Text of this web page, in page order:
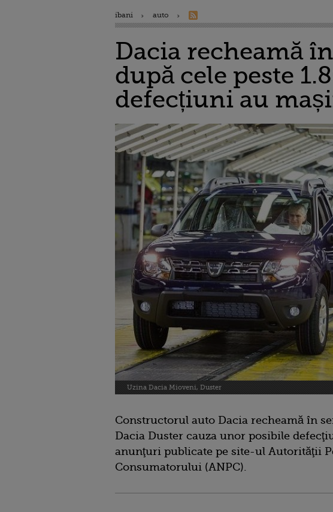
ibani auto
Dacia recheamă
după cele peste
defecțiuni au
Uzina Dacia Mioveni, Duster
Constructorul auto Dacia recheamă în
Dacia Duster cauza unor posibile
anunţuri publicate pe site-ul Autorităţii
Consumatorului (ANPC).